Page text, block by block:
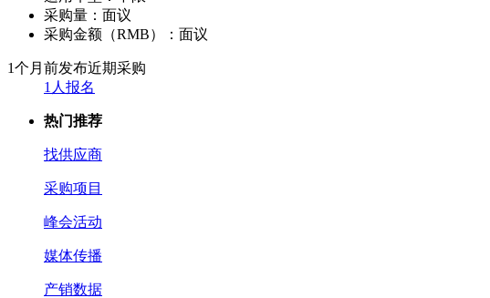
采购量： 面议
采购金额（RMB）： 面议
1个月前发布近期采购
1人报名
热门推荐
找供应商
采购项目
峰会活动
媒体传播
产销数据